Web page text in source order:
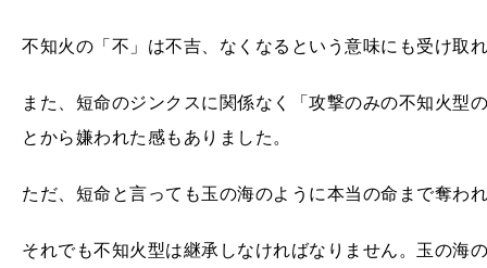
不知火の「不」は不吉、なくなるという意味にも受け取
また、短命のジンクスに関係なく「攻撃のみの不知火型
とから嫌われた感もありました。
ただ、短命と言っても玉の海のように本当の命まで奪わ
それでも不知火型は継承しなければなりません。玉の海